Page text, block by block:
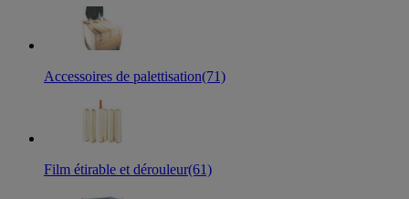
Accessoires de palettisation(71)
Film étirable et dérouleur(61)